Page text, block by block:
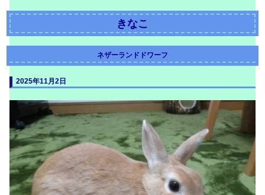
きなこ
ネザーランドドワーフ
2025年11月2日